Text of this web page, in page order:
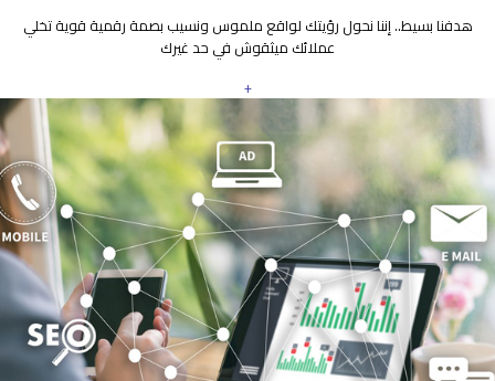
هدفنا بسيط.. إننا نحول رؤيتك لواقع ملموس ونسيب بصمة رقمية قوية تخلي
عملائك ميثقوش في حد غيرك
+